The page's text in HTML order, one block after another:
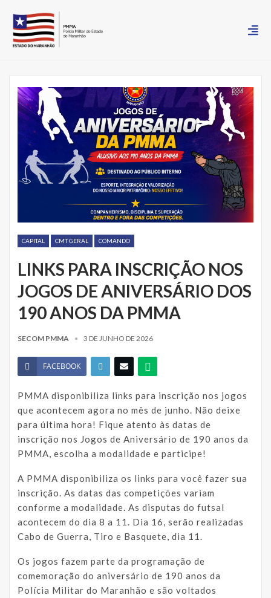
CAPITAL CMT GERAL COMANDO
LINKS PARA INSCRIÇÃO NOS
JOGOS DE ANIVERSÁRIO DOS
190 ANOS DA PMMA
SECOM PMMA 3 DE JUNHO DE 2026
FACEBOOK
PMMA disponibiliza links para inscrição nos jogos
que acontecem agora no mês de junho. Não deixe
para última hora! Fique atento às datas de
inscrição nos Jogos de Aniversário de 190 anos da
PMMA, escolha a modalidade e participe!
A PMMA disponibiliza os links para você fazer sua
inscrição. As datas das competições variam
conforme a modalidade. As disputas do futsal
acontecem do dia 8 a 11. Dia 16, serão realizadas
Cabo de Guerra, Tiro e Basquete, dia 11.
Os jogos fazem parte da programação de
comemoração do aniversário de 190 anos da
Polícia Militar do Maranhão e são voltados